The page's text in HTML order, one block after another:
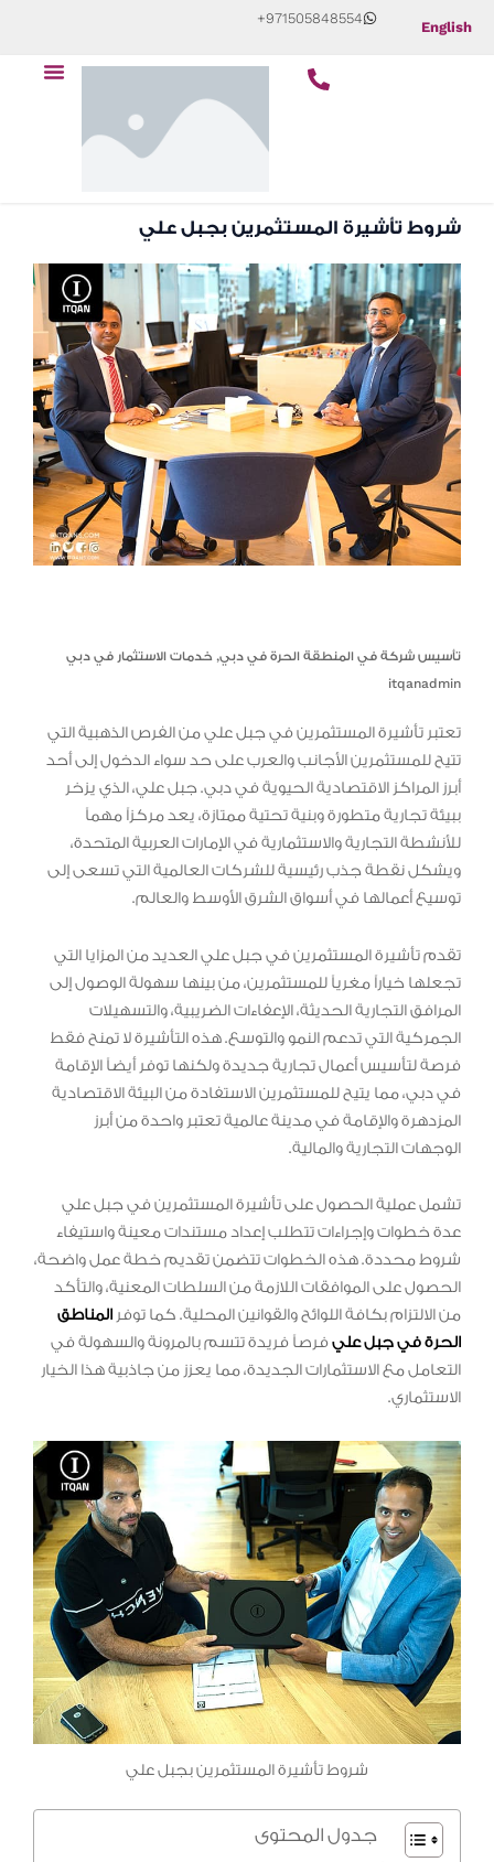
content
English
+971505848554
Menu
شروط تأشيرة المستثمرين بجبل علي
تأسيس شركة في المنطقة الحرة في دبي, خدمات الاستثمار في دبي
itqanadmin
تعتبر تأشيرة المستثمرين في جبل علي من الفرص الذهبية التي
تتيح للمستثمرين الأجانب والعرب على حد سواء الدخول إلى أحد
أبرز المراكز الاقتصادية الحيوية في دبي. جبل علي، الذي يزخر
ببيئة تجارية متطورة وبنية تحتية ممتازة، يعد مركزاً مهماً
للأنشطة التجارية والاستثمارية في الإمارات العربية المتحدة،
ويشكل نقطة جذب رئيسية للشركات العالمية التي تسعى إلى
توسيع أعمالها في أسواق الشرق الأوسط والعالم.
تقدم تأشيرة المستثمرين في جبل علي العديد من المزايا التي
تجعلها خياراً مغرياً للمستثمرين، من بينها سهولة الوصول إلى
المرافق التجارية الحديثة، الإعفاءات الضريبية، والتسهيلات
الجمركية التي تدعم النمو والتوسع. هذه التأشيرة لا تمنح فقط
فرصة لتأسيس أعمال تجارية جديدة ولكنها توفر أيضاً الإقامة
في دبي، مما يتيح للمستثمرين الاستفادة من البيئة الاقتصادية
المزدهرة والإقامة في مدينة عالمية تعتبر واحدة من أبرز
الوجهات التجارية والمالية.
تشمل عملية الحصول على تأشيرة المستثمرين في جبل علي
عدة خطوات وإجراءات تتطلب إعداد مستندات معينة واستيفاء
شروط محددة. هذه الخطوات تتضمن تقديم خطة عمل واضحة،
الحصول على الموافقات اللازمة من السلطات المعنية، والتأكد
من الالتزام بكافة اللوائح والقوانين المحلية. كما توفر المناطق
الحرة في جبل عليفرصاً فريدة تتسم بالمرونة والسهولة في
التعامل مع الاستثمارات الجديدة، مما يعزز من جاذبية هذا الخيار
الاستثماري.
شروط تأشيرة المستثمرين بجبل علي
جدول المحتوى